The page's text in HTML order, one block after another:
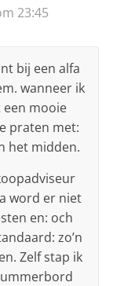
23:45
bij een alfa
wanneer ik
een mooie
praten met:
het midden.
word er niet
en: och
zo’n
Zelf stap ik